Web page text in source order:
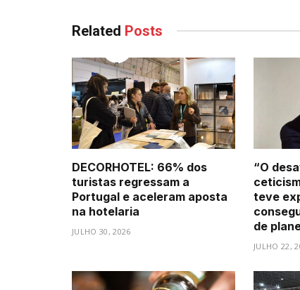
Related Posts
DECORHOTEL: 66% dos
turistas regressam a
Portugal e aceleram aposta
na hotelaria
JULHO 30, 2026
“O
teve
de
JULHO 22,